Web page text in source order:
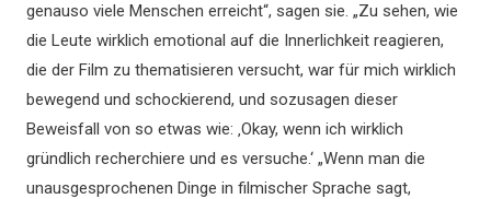
genauso viele Menschen erreicht“, sagen sie. „Zu sehen, wie
die Leute wirklich emotional auf die Innerlichkeit reagieren,
die der Film zu thematisieren versucht, war für mich wirklich
bewegend und schockierend, und sozusagen dieser
Beweisfall von so etwas wie: ‚Okay, wenn ich wirklich
gründlich recherchiere und es versuche.‘ „Wenn man die
unausgesprochenen Dinge in filmischer Sprache sagt,